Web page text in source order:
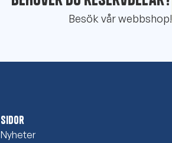
Besök vår webbshop!
Sidor
Nyheter